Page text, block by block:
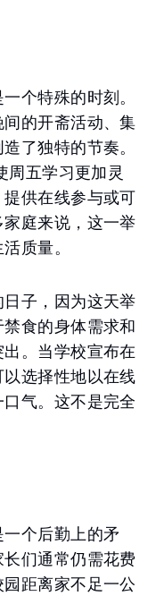
个特殊的时刻。
的开斋活动、集
了独特的节奏。
周五学习更加灵
供在线参与或可
庭来说，这一举
质量。
子，因为这天举
食的身体需求和
。当学校宣布在
选择性地以在线
气。这不是完全
个后勤上的矛
们通常仍需花费
距离家不足一公